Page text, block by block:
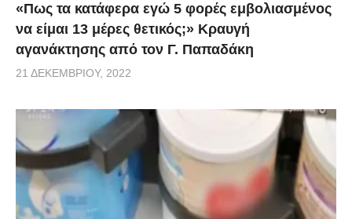
«Πως τα κατάφερα εγώ 5 φορές εμβoλιασμένος
να είμαι 13 μέρες θετικός;» Κραυγή
αγανάκτησης από τον Γ. Παπαδάκη
21 ΔΕΚΕΜΒΡΊΟΥ, 2022